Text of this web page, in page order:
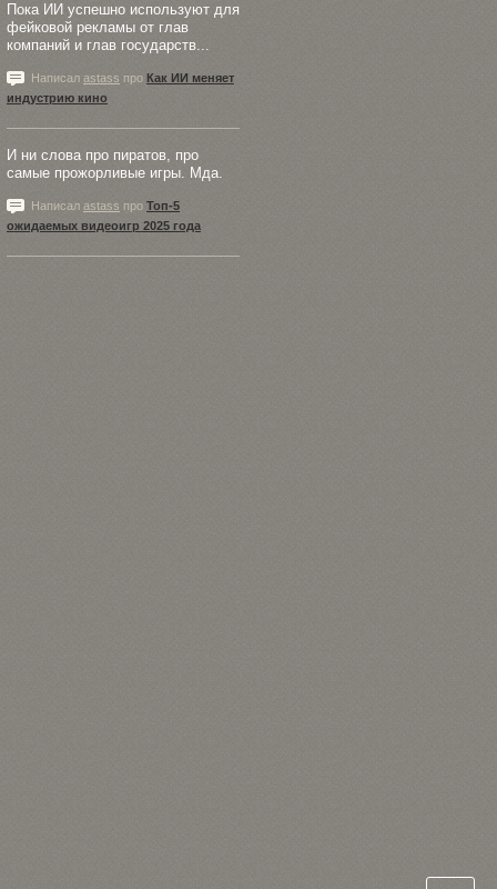
Пока ИИ успешно используют для
фейковой рекламы от глав
компаний и глав государств...
Написал astass про Как ИИ меняет
индустрию кино
И ни слова про пиратов, про
самые прожорливые игры. Мда.
Написал astass про Топ-5
ожидаемых видеоигр 2025 года